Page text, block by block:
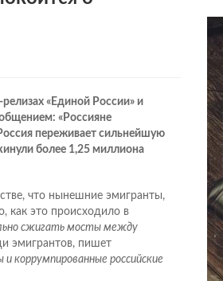
«Единой России» и
«Россияне
переживает сильнейшую
более 1,25 миллиона
что нынешние эмигранты,
как это происходило в
сжигать мосты между
эмигрантов, пишет
коррумпированные российские